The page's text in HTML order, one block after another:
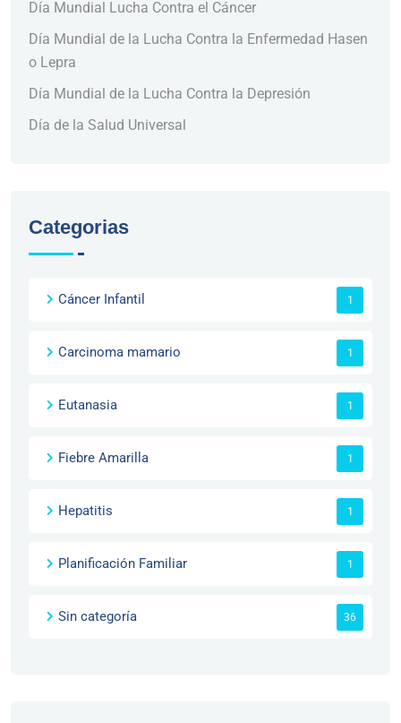
Día Mundial Lucha Contra el Cáncer
Día Mundial de la Lucha Contra la Enfermedad Hasen
o Lepra
Día Mundial de la Lucha Contra la Depresión
Día de la Salud Universal
Categorias
Cáncer Infantil 1
Carcinoma mamario 1
Eutanasia 1
Fiebre Amarilla 1
Hepatitis 1
Planificación Familiar 1
Sin categoría 36